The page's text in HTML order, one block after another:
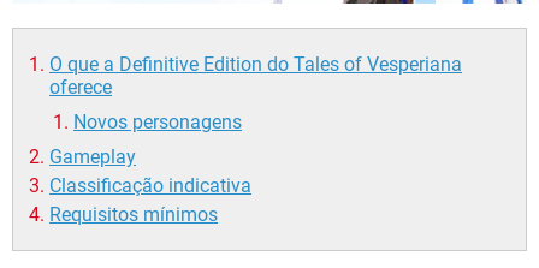
O que a Definitive Edition do Tales of Vesperiana
oferece
Novos personagens
Gameplay
Classificação indicativa
Requisitos mínimos